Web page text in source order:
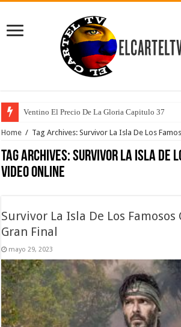
Ventino El Precio De La Gloria Capitulo 37
Home / Tag Archives: Survivor La Isla De Los
Tag Archives:Survivor La Isla De
Video online
Survivor La Isla De Los
Gran Final
mayo 29, 2023